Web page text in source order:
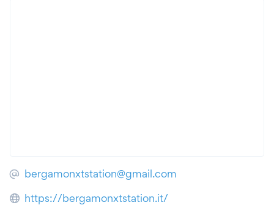
bergamonxtstation@gmail.com
https://bergamonxtstation.it/